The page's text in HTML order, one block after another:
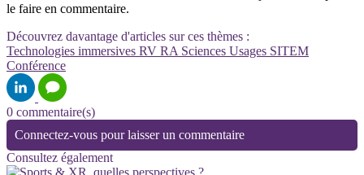
le faire en commentaire.
Découvrez davantage d'articles sur ces thèmes :
Technologies immersives RV RA Sciences Usages SITEM
Conférence
0 commentaire(s)
Connectez-vous pour laisser un commentaire
Consultez également